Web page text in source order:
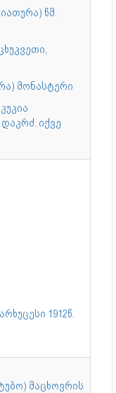
წმ.
მონასტერი
იქვე
1912წ.
მაცხოვრის